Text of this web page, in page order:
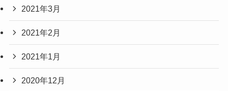
2021年3月
2021年2月
2021年1月
2020年12月